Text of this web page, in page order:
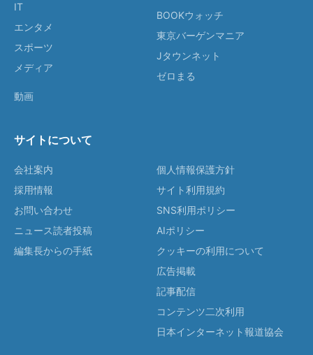
IT
エンタメ
スポーツ
メディア
動画
BOOKウォッチ
東京バーゲンマニア
Jタウンネット
ゼロまる
サイトについて
会社案内
採用情報
お問い合わせ
ニュース読者投稿
編集長からの手紙
個人情報保護方針
サイト利用規約
SNS利用ポリシー
AIポリシー
クッキーの利用について
広告掲載
記事配信
コンテンツ二次利用
日本インターネット報道協会